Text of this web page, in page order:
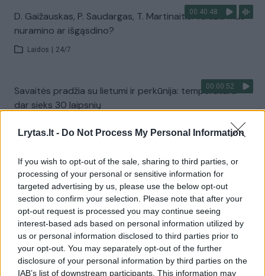
Lrytas.lt - Do Not Process My Personal Information
If you wish to opt-out of the sale, sharing to third parties, or
processing of your personal or sensitive information for
targeted advertising by us, please use the below opt-out
section to confirm your selection. Please note that after your
opt-out request is processed you may continue seeing
interest-based ads based on personal information utilized by
us or personal information disclosed to third parties prior to
your opt-out. You may separately opt-out of the further
disclosure of your personal information by third parties on the
IAB’s list of downstream participants. This information may
00:40:48
D. Gaižauskas, P. Saudargas, T. Martinaitis: valdžia mus
nuramino ar išgąsdino?
Laidos 24/7
00:00:52
Savaitės pradžia su lietumi ir perkūnija: temperatūra
dar sieks 30 laipsnių
Visi įrašai
Žiūrimiausi įrašai
00:00:30
Vaizdai iš tragiškos avarijos Vilniaus r.: dviejų moterų ir